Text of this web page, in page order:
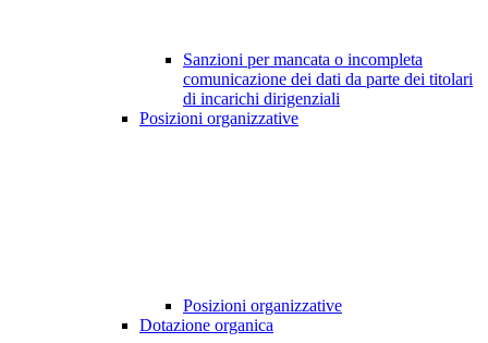
Sanzioni per mancata o incompleta
comunicazione dei dati da parte dei titolari
di incarichi dirigenziali
Posizioni organizzative
Posizioni organizzative
Dotazione organica